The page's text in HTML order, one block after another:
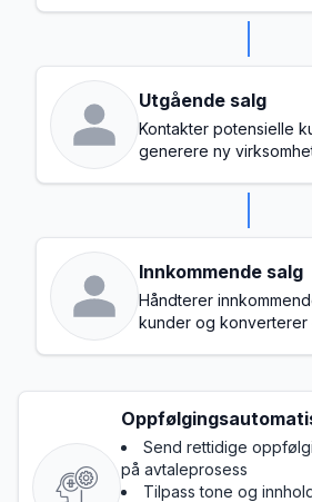
Utgående salg
Kontakter potensielle
generere ny
Innkommende salg
Håndterer
kunder og konverterer
Send rettidige
på avtaleprosess
Tilpass tone og